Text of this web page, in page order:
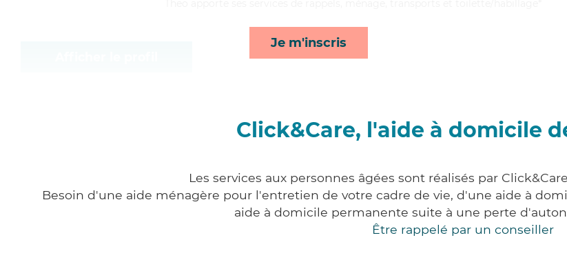
Je m'inscris
Click&Care, l'aide à domicile
Les services aux personnes âgées sont réalisés par
Besoin d'une aide ménagère pour l'entretien de votre cadre de vie, d'une aide à
aide à domicile permanente suite à une perte
Être rappelé par un conseiller